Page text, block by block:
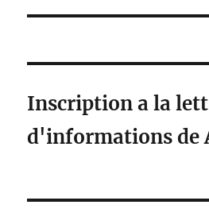
Inscription a la
d'informations de